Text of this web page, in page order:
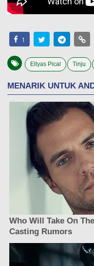
1
Ellyas Pical Tinju